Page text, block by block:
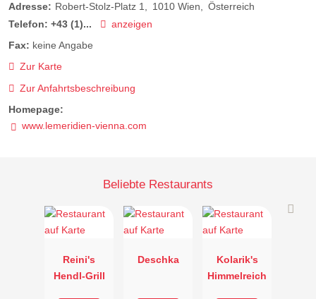
Adresse: Robert-Stolz-Platz 1 1010 Wien
Österreich
Telefon: +43 (1)...
anzeigen
Fax: keine Angabe
Zur Karte
Zur Anfahrtsbeschreibung
Homepage:
www.lemeridien-vienna.com
Beliebte Restaurants
Reini's
Hendl-Grill
Deschka
Kolarik's
Himmelreich